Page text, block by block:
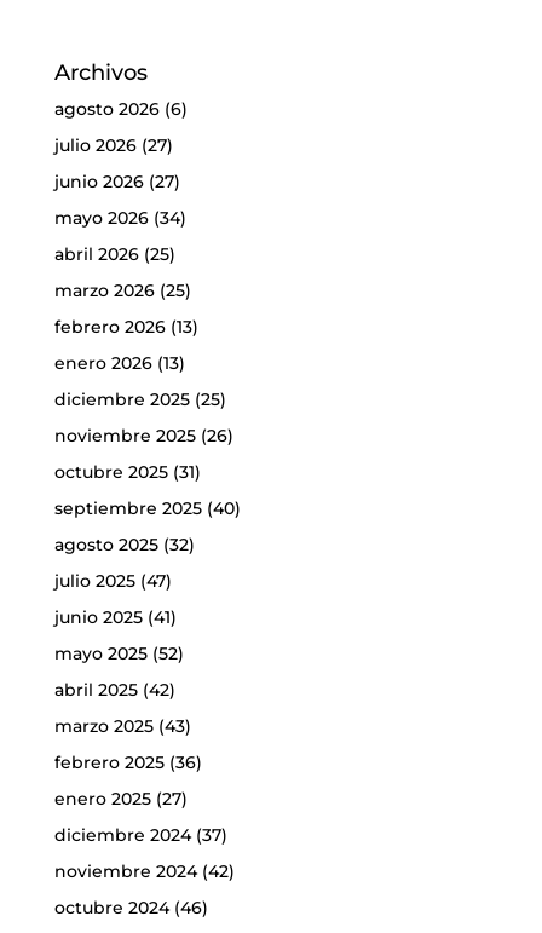
Archivos
agosto 2026(6)
julio 2026(27)
junio 2026(27)
mayo 2026(34)
abril 2026(25)
marzo 2026(25)
febrero 2026(13)
enero 2026(13)
diciembre 2025(25)
noviembre 2025(26)
octubre 2025(31)
septiembre 2025(40)
agosto 2025(32)
julio 2025(47)
junio 2025(41)
mayo 2025(52)
abril 2025(42)
marzo 2025(43)
febrero 2025(36)
enero 2025(27)
diciembre 2024(37)
noviembre 2024(42)
octubre 2024(46)